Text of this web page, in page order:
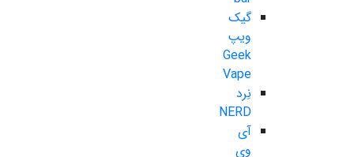
گیک
ویپ
Geek
Vape
نِرد
NERD
آی
وی